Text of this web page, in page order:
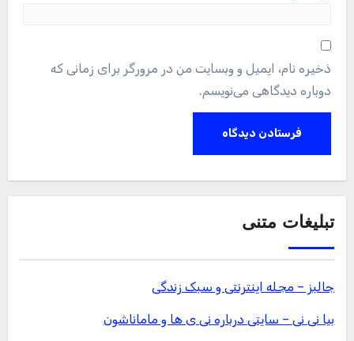
ذخیره نام، ایمیل و وبسایت من در مرورگر برای زمانی که
دوباره دیدگاهی می‌نویسم.
تبلیغات متنی
جالبز – مجله اینترنتی و سبک زندگی
بیا نی نی – سایتی درباره نی ی ها و ماماناشون